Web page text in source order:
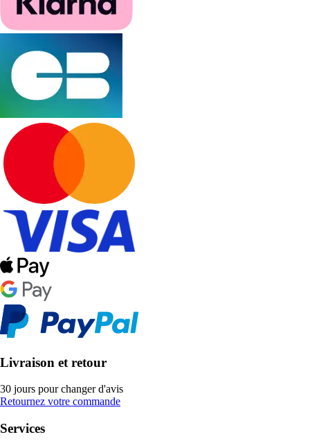
Livraison et retour
30 jours pour changer d'avis
Retournez votre commande
Services